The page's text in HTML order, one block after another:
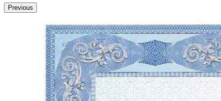
Previous